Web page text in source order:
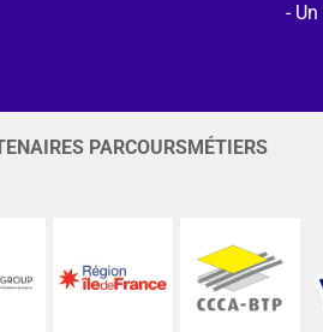
PARCOURSMÉTIERS